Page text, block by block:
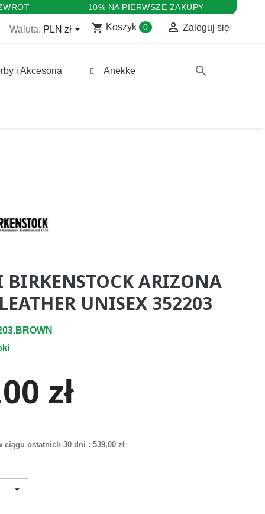
-10% NA PIERWSZE ZAKUPY
Waluta: PLN zł shopping_cart Koszyk 0  Zaloguj się
i Akcesoria Anekke search
BIRKENSTOCK ARIZONA
UNISEX 352203
zł
ciągu ostatnich 30 dni : 539,00 zł